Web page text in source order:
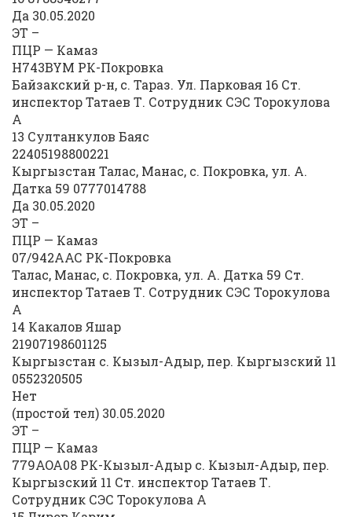
Да 30.05.2020
ЭТ –
ПЦР — Камаз
Н743BYM РК-Покровка
Байзакский р-н, с. Тараз. Ул. Парковая 16 Ст.
инспектор Татаев Т. Сотрудник СЭС Торокулова
А
13 Султанкулов Баяс
22405198800221
Кыргызстан Талас, Манас, с. Покровка, ул. А.
Датка 59 0777014788
Да 30.05.2020
ЭТ –
ПЦР — Камаз
07/942ААС РК-Покровка
Талас, Манас, с. Покровка, ул. А. Датка 59 Ст.
инспектор Татаев Т. Сотрудник СЭС Торокулова
А
14 Какалов Яшар
21907198601125
Кыргызстан с. Кызыл-Адыр, пер. Кыргызский 11
0552320505
Нет
(простой тел) 30.05.2020
ЭТ –
ПЦР — Камаз
779AOA08 РК-Кызыл-Адыр с. Кызыл-Адыр, пер.
Кыргызский 11 Ст. инспектор Татаев Т.
Сотрудник СЭС Торокулова А